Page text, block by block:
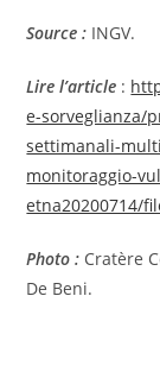
Source : INGV.
Lire l’article :
e-sorveglianza/
settimanali-
monitoraggio-
etna20200714/
Photo : Cratère
De Beni.